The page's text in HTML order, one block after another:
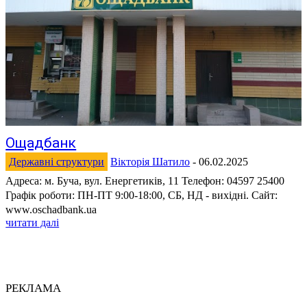
Ощадбанк
Державні структури Вікторія Шатило - 06.02.2025
Адреса: м. Буча, вул. Енергетиків, 11 Телефон: 04597 25400
Графік роботи: ПН-ПТ 9:00-18:00, СБ, НД - вихідні. Сайт:
www.oschadbank.ua
читати далі
РЕКЛАМА